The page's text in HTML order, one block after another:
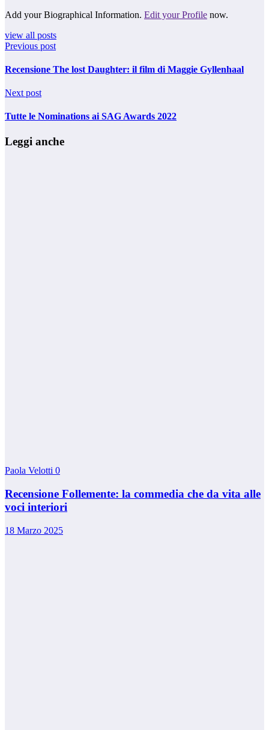
Add your Biographical Information. Edit your Profile now.
view all posts
Previous post
Recensione The lost Daughter: il film di Maggie Gyllenhaal
Next post
Tutte le Nominations ai SAG Awards 2022
Leggi anche
Paola Velotti 0
Recensione Follemente: la commedia che da vita alle
voci interiori
18 Marzo 2025